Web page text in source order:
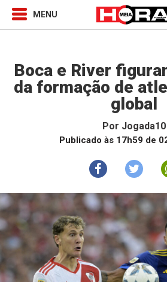
Boca e River
da formação de
global
Por Jogada10
Publicado às 17h59 de